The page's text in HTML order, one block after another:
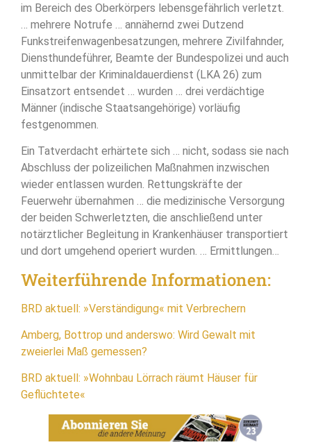
im Bereich des Oberkörpers lebensgefährlich verletzt.
… mehrere Notrufe … annähernd zwei Dutzend
Funkstreifenwagenbesatzungen, mehrere Zivilfahnder,
Diensthundeführer, Beamte der Bundespolizei und auch
unmittelbar der Kriminaldauerdienst (LKA 26) zum
Einsatzort entsendet … wurden … drei verdächtige
Männer (indische Staatsangehörige) vorläufig
festgenommen.
Ein Tatverdacht erhärtete sich … nicht, sodass sie nach
Abschluss der polizeilichen Maßnahmen inzwischen
wieder entlassen wurden. Rettungskräfte der
Feuerwehr übernahmen … die medizinische Versorgung
der beiden Schwerletzten, die anschließend unter
notärztlicher Begleitung in Krankenhäuser transportiert
und dort umgehend operiert wurden. … Ermittlungen…
Weiterführende Informationen:
BRD aktuell: »Verständigung« mit Verbrechern
Amberg, Bottrop und anderswo: Wird Gewalt mit
zweierlei Maß gemessen?
BRD aktuell: »Wohnbau Lörrach räumt Häuser für
Geflüchtete«